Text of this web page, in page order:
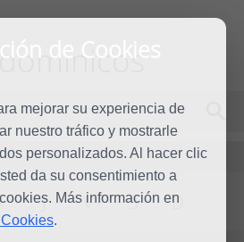
de Cookies
mejorar su experiencia de
nuestro tráfico y mostrarle
personalizados. Al hacer clic
da su consentimiento a
Más información en
.
dominicos
J V S D